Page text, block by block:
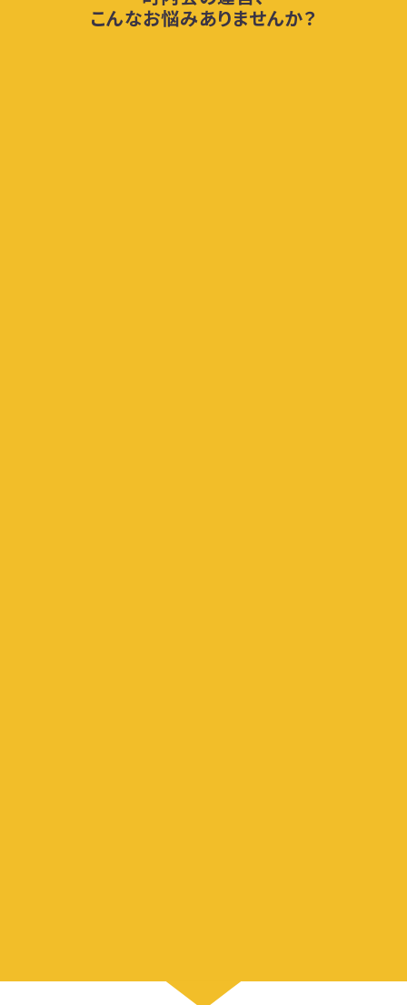
こんなお悩みありませんか？